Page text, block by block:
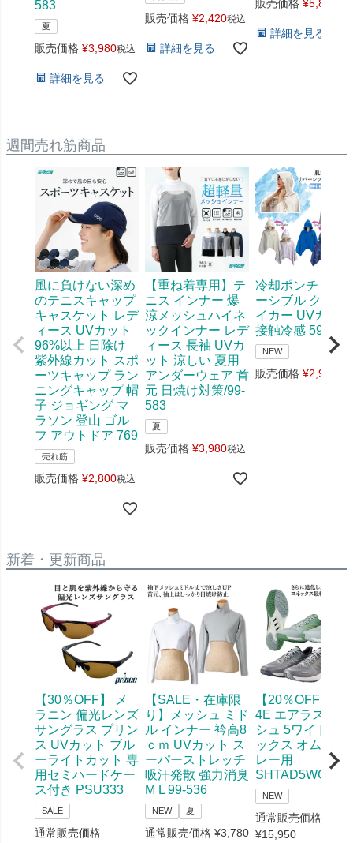
583
夏
販売価格 ¥3,980税込
詳細を見る
販売価格 ¥2,420税込
詳細を見る
販売価格 ¥5,880
詳細を見る
週間売れ筋商品
風に負けない深め
のテニスキャップ
キャスケット レデ
ィース UVカット
96%以上 日除け
紫外線カット スポ
ーツキャップ ラン
ニングキャップ 帽
子 ジョギング マ
ラソン 登山 ゴル
フ アウトドア 769
売れ筋
販売価格 ¥2,800税込
【重ね着専用】テ
ニス インナー 爆
涼メッシュハイネ
ックインナー レデ
ィース 長袖 UVカ
ット 涼しい 夏用
アンダーウェア 首
元 日焼け対策/99-
583
夏
販売価格 ¥3,980税込
冷却ポンチョ リ
ーシブル クール
イカー UVカット
接触冷感 598
NEW
販売価格 ¥2,970
新着・更新商品
【30％OFF】 メ
ラニン 偏光レンズ
サングラス プリン
ス UVカット ブル
ーライトカット 専
用セミハードケー
ス付き PSU333
SALE
通常販売価格
【SALE・在庫限
り】メッシュ ミド
ル インナー 衿高8
ｃｍ UVカット ス
ーパーストレッチ
吸汗発散 強力消臭
M L 99-536
NEW 夏
通常販売価格 ¥3,780
【20％OFF】幅
4E エアラスダッ
シュ 5ワイド ヨ
ックス オムニ・
レー用
SHTAD5WG 519
NEW
通常販売価格
¥15,950